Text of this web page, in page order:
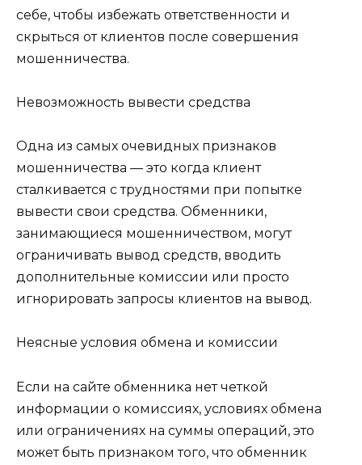
себе, чтобы избежать ответственности и
скрыться от клиентов после совершения
мошенничества.
Невозможность вывести средства
Одна из самых очевидных признаков
мошенничества — это когда клиент
сталкивается с трудностями при попытке
вывести свои средства. Обменники,
занимающиеся мошенничеством, могут
ограничивать вывод средств, вводить
дополнительные комиссии или просто
игнорировать запросы клиентов на вывод.
Неясные условия обмена и комиссии
Если на сайте обменника нет четкой
информации о комиссиях, условиях обмена
или ограничениях на суммы операций, это
может быть признаком того, что обменник